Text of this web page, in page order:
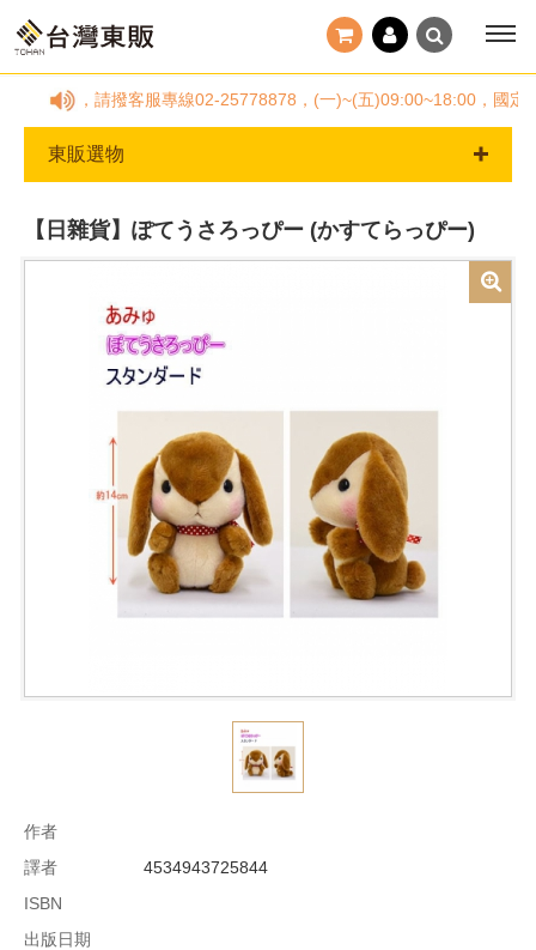
疑問，請撥客服專線02-25778878，(一)~(五)09:00~18:00，國定假
東販選物
【日雜貨】ぽてうさろっぴー (かすてらっぴー)
作者
譯者
4534943725844
ISBN
出版日期